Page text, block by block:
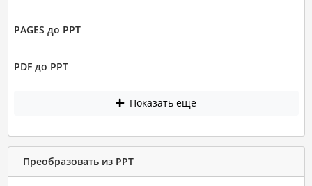
PAGES до PPT
PDF до PPT
Показать еще
Преобразовать из PPT